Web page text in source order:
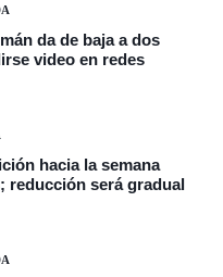
da de baja a dos
video en redes
hacia la semana
reducción será gradual